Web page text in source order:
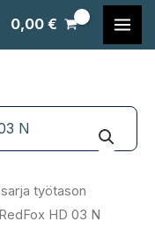
0,00€
työtason
HD 03 N